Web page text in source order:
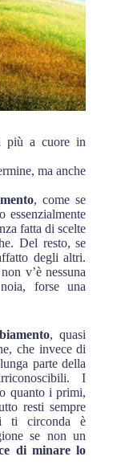
più a cuore in
ma anche
, come se
essenzialmente
fatta di scelte
Del resto, se
degli altri.
v’è nessuna
forse una
, quasi
che invece di
parte della
I
quanto i primi,
resti sempre
ti circonda è
se non un
di minare lo